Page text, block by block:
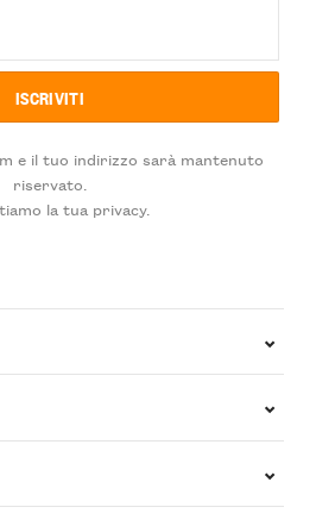
e il tuo indirizzo sarà mantenuto
riservato.
la tua privacy.